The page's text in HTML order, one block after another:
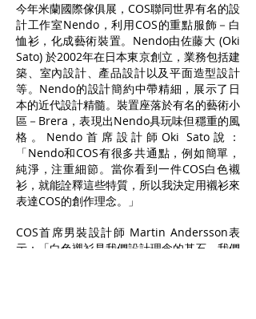
今年米蘭國際傢俱展，COS聯同世界有名的設
計工作室Nendo，利用COS的重點服飾－白
恤衫，化成藝術裝置。Nendo由佐藤大 (Oki
Sato) 於2002年在日本東京創立，業務包括建
築、室內設計、產品設計以及平面造型設計
等。Nendo的設計簡約中帶精細，展示了日
本的近代設計精髓。裝置座落於有名的藝術小
區－Brera，表現出Nendo具玩味但穩重的風
格。Nendo首席設計師Oki Sato說：
「Nendo和COS有很多共通點，例如簡單，
純淨，注重細節。當你看到一件COS白色襯
衫，就能詮釋這些特質，所以我決定用襯衫來
表達COS的創作理念。」
COS首席男裝設計師 Martin Andersson表
示：「白色襯衫是我們設計理念的基石。我們